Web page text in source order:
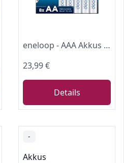
eneloop - AAA Akkus Wiederaufladbar (8 Stück) - 2000 mAh NiMH Batterien
23,99 €
Details
-
Akkus